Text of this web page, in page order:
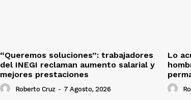
“Queremos soluciones”: trabajadores
del INEGI reclaman aumento salarial y
mejores prestaciones
Roberto Cruz - 7 Agosto, 2026
Lo